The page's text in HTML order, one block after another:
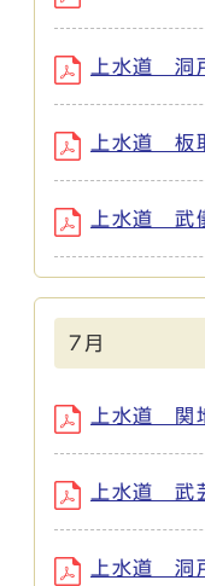
上水道 洞
上水道 板
上水道 武
7月
上水道 関
上水道 武
上水道 洞